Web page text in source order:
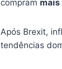
compram mais
Após Brexit,
tendências